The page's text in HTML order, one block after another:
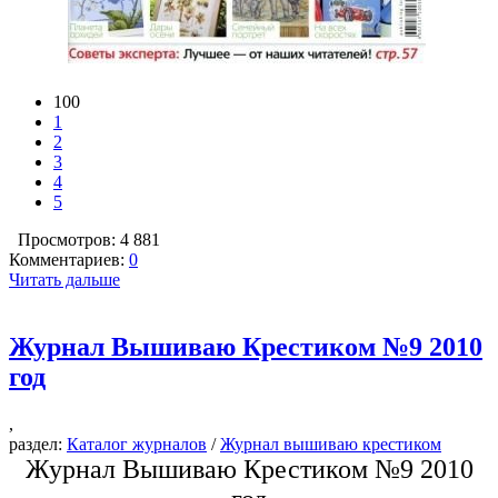
100
1
2
3
4
5
Просмотров: 4 881
Комментариев: 0
Читать дальше
Журнал Вышиваю Крестиком №9 2010
год
,
раздел: Каталог журналов /Журнал вышиваю крестиком
Журнал Вышиваю Крестиком №9 2010